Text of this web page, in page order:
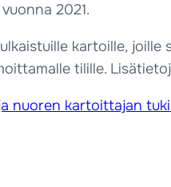
2021.
kartoille,
tilille.
nuoren kartoittajan